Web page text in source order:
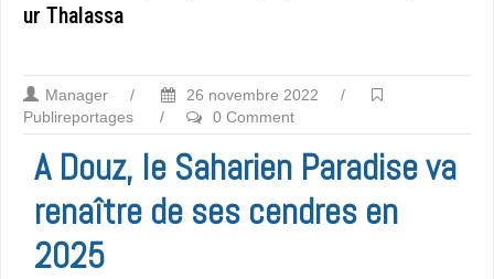
ur Thalassa
Manager / 26 novembre 2022
/
Publireportages
/ 0 Comment
A Douz, le Saharien Paradise va
renaître de ses cendres en
2025